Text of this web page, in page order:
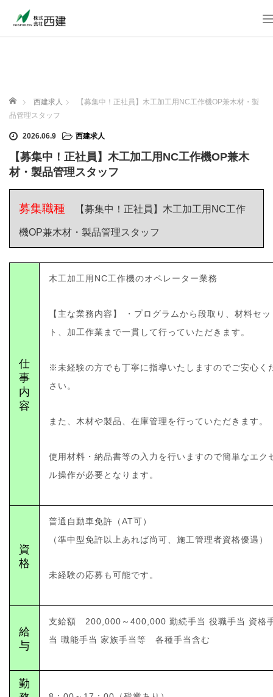
ホーム 西建求人
【募集中！正社員】木工加工用NC工作機OP兼木材・製
品管理スタッフ
2026.06.9 西建求人
【募集中！正社員】木工加工用NC工作機OP兼木
材・製品管理スタッフ
募集職種 【募集中！正社員】木工加工用NC工作
機OP兼木材・製品管理スタッフ
仕
事
内
容
木工加工用NC工作機のオペレーター業務
【主な業務内容】 ・プログラムから段取り、材料セッ
ト、加工作業まで一貫して行っていただきます。
※未経験の方でも丁寧に指導いたしますのでご安心く
さい。
また、木材や製品、在庫管理を行っていただきます。
使用材料・納品書等の入力を行いますので簡単なエク
ル操作が必要となります。
資
格
普通自動車免許（AT可）
（準中型免許以上あれば尚可、施工管理者資格優遇）
未経験の応募も可能です。
給
与
支給額 200,000～400,000 勤続手当 役職手当 資格
当 職能手当 家族手当等 各種手当含む
勤